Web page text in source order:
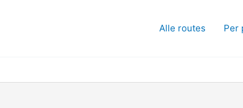
Alle routes Per